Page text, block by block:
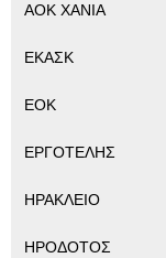
ΑΟΚ ΧΑΝΙΑ
ΕΚΑΣΚ
ΕΟΚ
ΕΡΓΟΤΕΛΗΣ
ΗΡΑΚΛΕΙΟ
ΗΡΟΔΟΤΟΣ